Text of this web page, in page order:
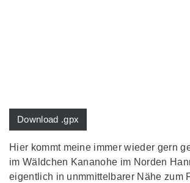
Download .gpx
Hier kommt meine immer wieder gern
im Wäldchen Kananohe im Norden
eigentlich in unmmittelbarer Nähe zum